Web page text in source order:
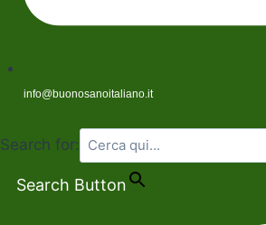
info@buonosanoitaliano.it
Search for:
Search Button